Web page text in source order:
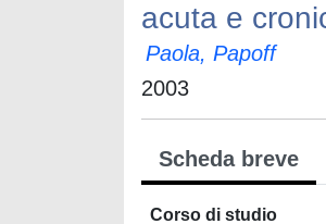
acuta e
Paola, Papoff
2003
Scheda breve
Corso di studio